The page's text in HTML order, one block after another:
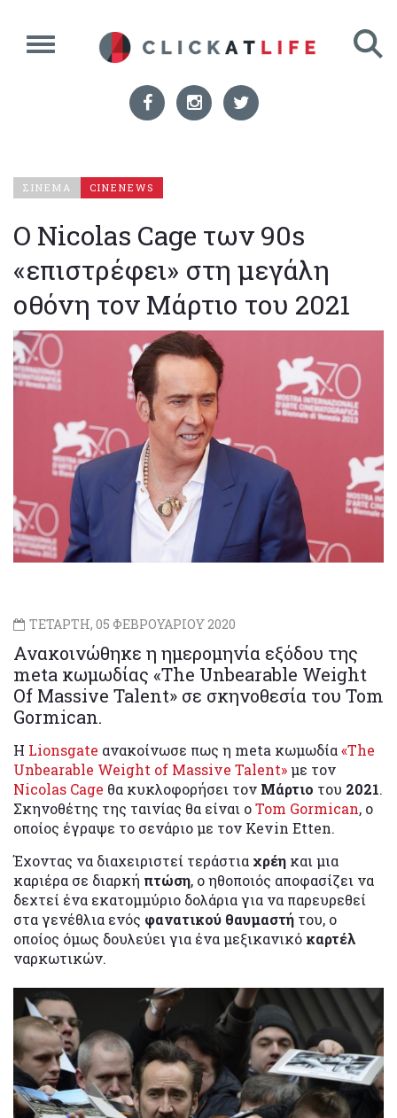
ΣΙΝΕΜΑ CINENEWS
Ο Nicolas Cage των 90s
«επιστρέφει» στη μεγάλη
οθόνη τον Μάρτιο του 2021
ΤΕΤΑΡΤΗ, 05 ΦΕΒΡΟΥΑΡΙΟΥ 2020
Ανακοινώθηκε η ημερομηνία εξόδου της
meta κωμωδίας «The Unbearable Weight
Of Massive Talent» σε σκηνοθεσία του Tom
Gormican.
Η Lionsgate ανακοίνωσε πως η meta κωμωδία«The
Unbearable Weight of Massive Talent»με τον
Nicolas Cage θα κυκλοφορήσει τον Μάρτιο του 2021.
Σκηνοθέτης της ταινίας θα είναι οTom Gormican, ο
οποίος έγραψε το σενάριο με τον Kevin Etten.
Έχοντας να διαχειριστεί τεράστια χρέη και μια
καριέρα σε διαρκή πτώση, ο ηθοποιός αποφασίζει να
δεχτεί ένα εκατομμύριο δολάρια για να παρευρεθεί
στα γενέθλια ενός φανατικού θαυμαστή του, ο
οποίος όμως δουλεύει για ένα μεξικανικό καρτέλ
ναρκωτικών.